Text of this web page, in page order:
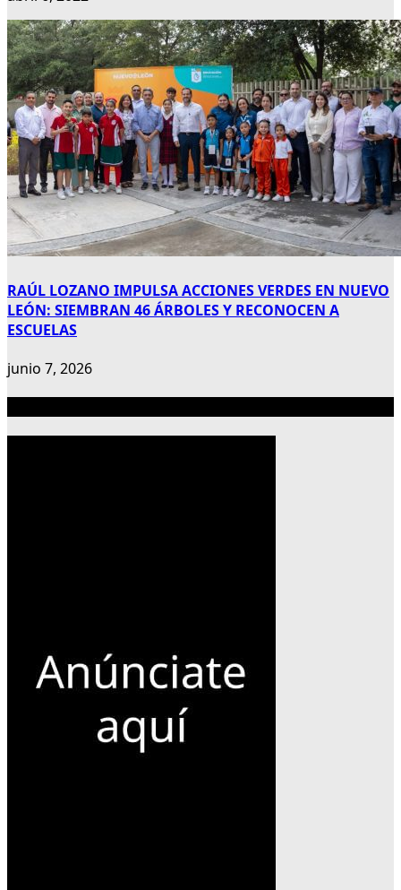
RAÚL LOZANO IMPULSA ACCIONES VERDES EN NUEVO
LEÓN: SIEMBRAN 46 ÁRBOLES Y RECONOCEN A
ESCUELAS
junio 7, 2026